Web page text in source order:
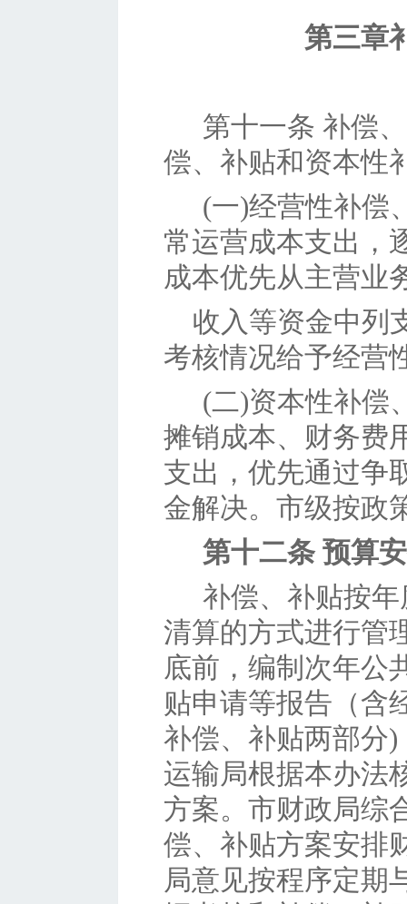
第三章
第十一条 补偿
偿、补贴和资本性
(一)经营性补偿
常运营成本支出，
成本优先从主营业
收入等资金中列
考核情况给予经营
(二)资本性补偿
摊销成本、财务费
支出，优先通过争
金解决。市级按政
第十二条 预算
补偿、补贴按
清算的方式进行管
底前，编制次年公
贴申请等报告（含
补偿、补贴两部分
运输局根据本办法
方案。市财政局综
偿、补贴方案安排
局意见按程序定期